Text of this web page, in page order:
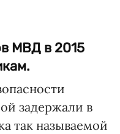
МВД в 2015
задержали в
так называемой